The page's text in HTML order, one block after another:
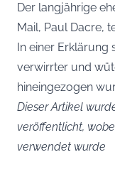
Der langjährige
Mail, Paul Dacre,
In einer Erklärung
verwirrter und
hineingezogen
Dieser Artikel
veröffentlicht,
verwendet wurde